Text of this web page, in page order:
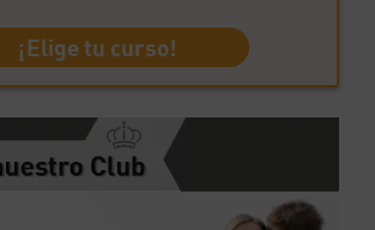
¡Elige tu curso!